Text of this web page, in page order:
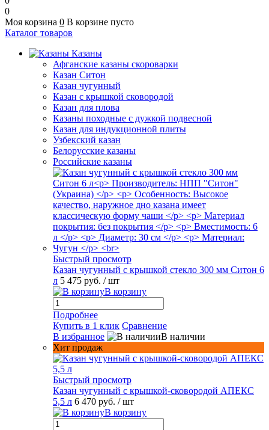
0
Моя корзина 0 В корзине пусто
Каталог товаров
Казаны
Афганские казаны скороварки
Казан Ситон
Казан чугунный
Казан с крышкой сковородой
Казан для плова
Казаны походные с дужкой подвесной
Казан для индукционной плиты
Узбекский казан
Белорусские казаны
Российские казаны
Быстрый просмотр
Казан чугунный с крышкой стекло 300 мм Ситон 6
л 5 475 руб. / шт
В корзину
Подробнее
Купить в 1 клик Сравнение
В избранное
В наличии
Хит продаж
Быстрый просмотр
Казан чугунный с крышкой-сковородой АПЕКС
5,5 л 6 470 руб. / шт
В корзину